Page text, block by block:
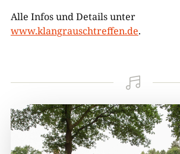
Alle Infos und Details unter
www.klangrauschtreffen.de.
